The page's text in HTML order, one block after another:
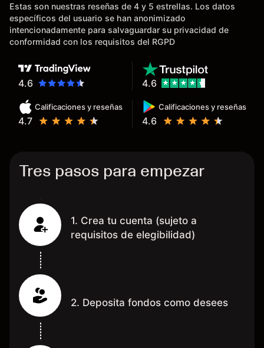
existentes en el mercado que
tardan días o tienen mucha
burocracia; y la segunda razón,
hecho de operar en un mercado
determinado, debido a los
spread y al volumen existente.
Mientras más activo seas, más
dinero te reembolsa. Muchas
Estas son nuestras reseñas de 4 y 5 estrellas. Los datos
específicos del usuario se han anonimizado
intencionadamente para salvaguardar su privacidad de
conformidad con los requisitos del RGPD
4.6
Calificaciones y reseñas
4.7
Calificaciones y reseñas
4.6
4.6
Tres pasos para empezar
1. Crea tu cuenta (sujeto a
requisitos de elegibilidad)
2. Deposita fondos como desees